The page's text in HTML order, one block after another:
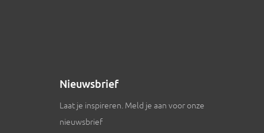
Nieuwsbrief
Laat je inspireren. Meld je aan voor onze
nieuwsbrief